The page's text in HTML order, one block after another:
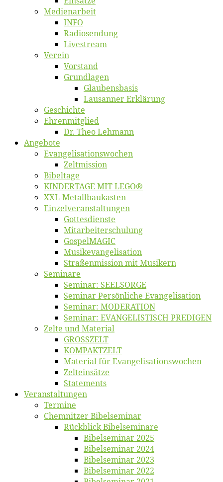
Me­di­en­ar­beit
INFO
Ra­dio­sen­dung
Live­stream
Ver­ein
Vor­stand
Grund­la­gen
Glaubens­ba­sis
Lausan­ner Erklärung
Ge­schich­te
Eh­ren­mit­glied
Dr. Theo Lehmann
An­ge­bo­te
Evangelisa­tions­wo­chen
Zelt­mis­si­on
Bi­bel­ta­ge
KINDERTAGE MIT LEGO®
XXL-Me­­tal­l­­bau­­kas­­ten
Einzelver­an­stal­tungen
Got­tes­diens­te
Mitarbeiter­schulung
Gos­pel­MA­GIC
Musikevan­ge­li­sa­tion
Straßenmis­sion mit Musikern
Se­mi­na­re
Se­mi­nar: SEELSORGE
Se­mi­nar Per­sön­li­che Evangelisation
Se­mi­nar: MODERATION
Se­mi­nar: EVANGELISTISCH PREDIGEN
Zel­te und Material
GROSSZELT
KOMPAKTZELT
Ma­te­ri­al für Evangelisationswochen
Zelt­ein­sät­ze
State­ments
Ver­an­stal­tun­gen
Ter­mi­ne
Chemnit­zer Bibelseminar
Rück­blick Bibelseminare
Bi­bel­se­mi­nar 2025
Bi­bel­se­mi­nar 2024
Bi­bel­se­mi­nar 2023
Bi­bel­se­mi­nar 2022